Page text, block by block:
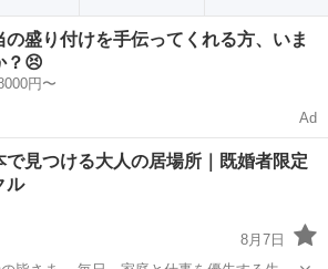
の盛り付けを手伝ってくれる方、いま
？😣
円〜
Ad
で見つける大人の居場所｜既婚者限定
ル
8月7日